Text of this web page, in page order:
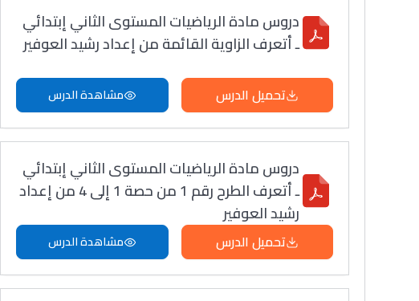
دروس مادة الرياضيات المستوى الثاني إبتدائي
ـ أتعرف الزاوية القائمة من إعداد رشيد العوفير
تحميل الدرس مشاهدة الدرس
دروس مادة الرياضيات المستوى الثاني إبتدائي
ـ أتعرف الطرح رقم 1 من حصة 1 إلى 4 من إعداد
رشيد العوفير
تحميل الدرس مشاهدة الدرس